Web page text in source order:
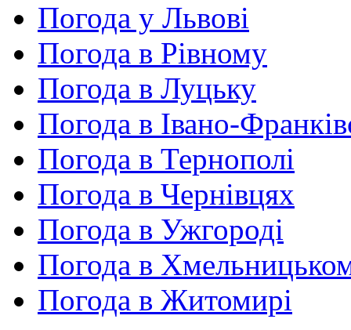
Погода у Львові
Погода в Рівному
Погода в Луцьку
Погода в Івано-
Погода в Тернополі
Погода в Чернівцях
Погода в Ужгороді
Погода в
Погода в Житомирі